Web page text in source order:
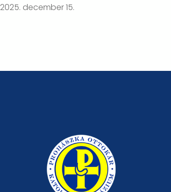
2025. december 15.